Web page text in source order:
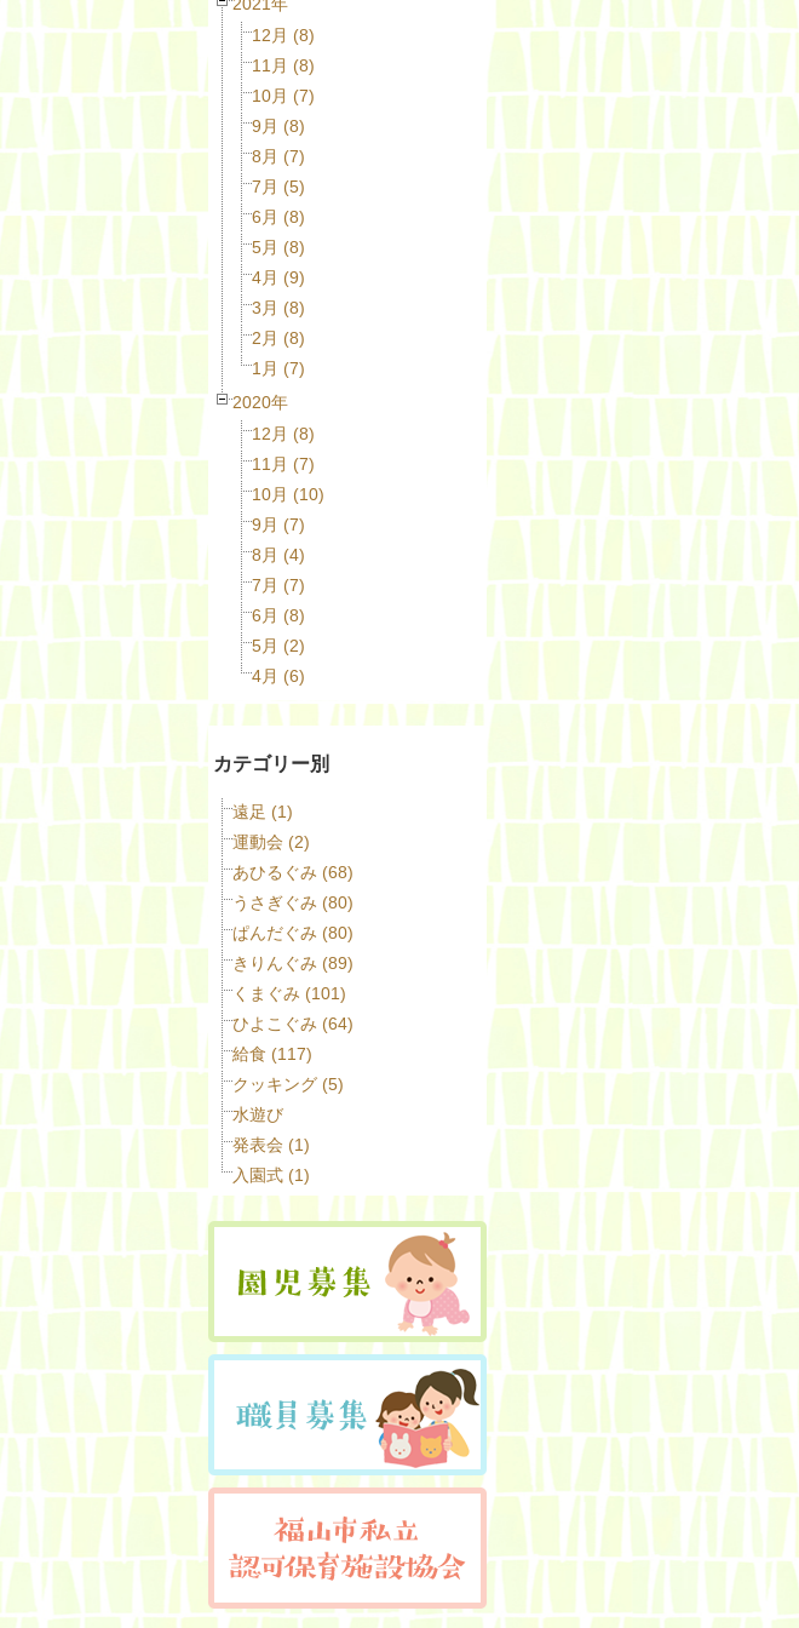
12月 (8)
11月 (8)
10月 (7)
9月 (8)
8月 (7)
7月 (5)
6月 (8)
5月 (8)
4月 (9)
3月 (8)
2月 (8)
1月 (7)
2020年
12月 (8)
11月 (7)
10月 (10)
9月 (7)
8月 (4)
7月 (7)
6月 (8)
5月 (2)
4月 (6)
カテゴリー別
遠足 (1)
運動会 (2)
あひるぐみ (68)
うさぎぐみ (80)
ぱんだぐみ (80)
きりんぐみ (89)
くまぐみ (101)
ひよこぐみ (64)
給食 (117)
クッキング (5)
水遊び
発表会 (1)
入園式 (1)